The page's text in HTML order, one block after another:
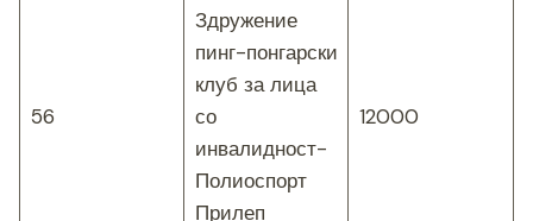
56
Здружение
пинг-понгарски
клуб за лица
со
инвалидност-
Полиоспорт
Прилеп
12000